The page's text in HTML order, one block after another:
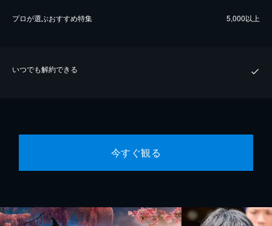
プロが選ぶおすすめ特集 5,000以上
いつでも解約できる
今すぐ観る